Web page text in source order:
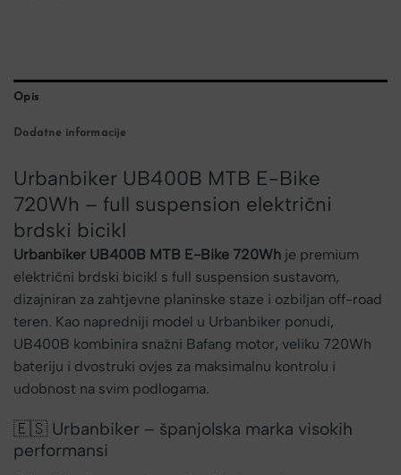
Opis
Dodatne informacije
Urbanbiker UB400B MTB E-Bike
720Wh – full suspension električni
brdski bicikl
Urbanbiker UB400B MTB E-Bike 720Wh je premium
električni brdski bicikl s full suspension sustavom,
dizajniran za zahtjevne planinske staze i ozbiljan off-road
teren. Kao napredniji model u Urbanbiker ponudi,
UB400B kombinira snažni Bafang motor, veliku 720Wh
bateriju i dvostruki ovjes za maksimalnu kontrolu i
udobnost na svim podlogama.
🇪🇸 Urbanbiker – španjolska marka visokih
performansi